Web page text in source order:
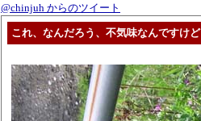
@chinjuh からのツイート
これ、なんだろう、不気味なんですけど